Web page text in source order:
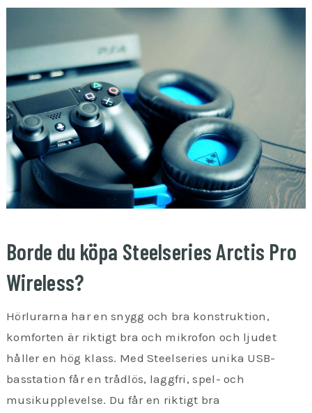
Borde du köpa Steelseries Arctis Pro
Wireless?
Hörlurarna har en snygg och bra konstruktion,
komforten är riktigt bra och mikrofon och ljudet
håller en hög klass. Med Steelseries unika USB-
basstation får en trådlös, laggfri, spel- och
musikupplevelse. Du får en riktigt bra